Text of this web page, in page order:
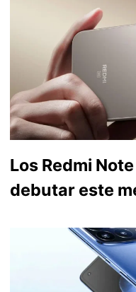
Los Redmi
debutar este